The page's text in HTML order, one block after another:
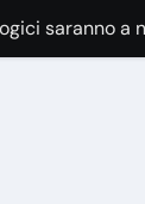
saranno a
grande gol